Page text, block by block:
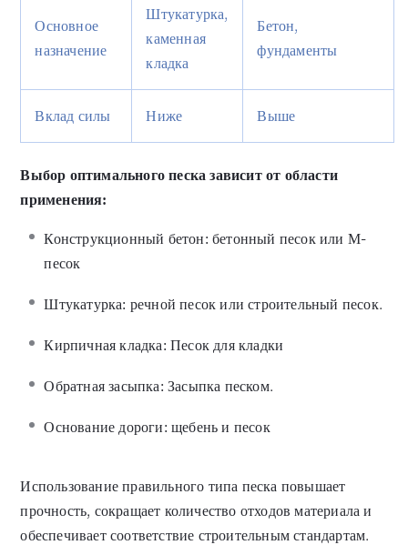
Основное
назначение
Штукатурка,
каменная
кладка
Бетон,
фундаменты
Вклад силы Ниже Выше
Выбор оптимального песка зависит от области
применения:
Конструкционный бетон: бетонный песок или М-
песок
Штукатурка: речной песок или строительный песок.
Кирпичная кладка: Песок для кладки
Обратная засыпка: Засыпка песком.
Основание дороги: щебень и песок
Использование правильного типа песка повышает
прочность, сокращает количество отходов материала и
обеспечивает соответствие строительным стандартам.